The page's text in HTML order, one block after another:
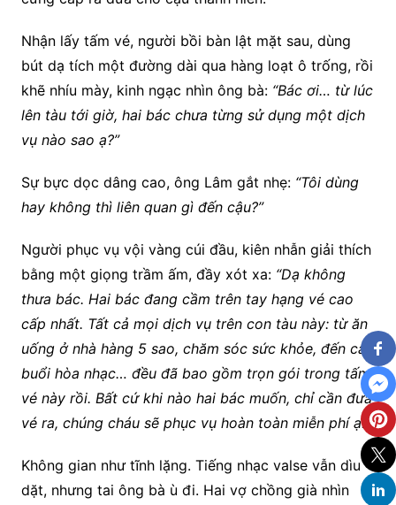
Nhận lấy tấm vé, người bồi bàn lật mặt sau, dùng
bút dạ tích một đường dài qua hàng loạt ô trống, rồi
khẽ nhíu mày, kinh ngạc nhìn ông bà: “Bác ơi… từ lúc
lên tàu tới giờ, hai bác chưa từng sử dụng một dịch
vụ nào sao ạ?”
Sự bực dọc dâng cao, ông Lâm gắt nhẹ: “Tôi dùng
hay không thì liên quan gì đến cậu?”
Người phục vụ vội vàng cúi đầu, kiên nhẫn giải thích
bằng một giọng trầm ấm, đầy xót xa: “Dạ không
thưa bác. Hai bác đang cầm trên tay hạng vé cao
cấp nhất. Tất cả mọi dịch vụ trên con tàu này: từ ăn
uống ở nhà hàng 5 sao, chăm sóc sức khỏe, đến các
buổi hòa nhạc… đều đã bao gồm trọn gói trong tấm
vé này rồi. Bất cứ khi nào hai bác muốn, chỉ cần đưa
vé ra, chúng cháu sẽ phục vụ hoàn toàn miễn phí ạ.”
Không gian như tĩnh lặng. Tiếng nhạc valse vẫn dìu
dặt, nhưng tai ông bà ù đi. Hai vợ chồng già nhìn